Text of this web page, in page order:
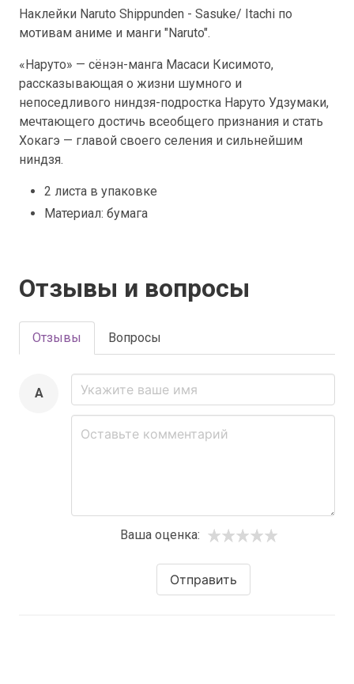
Наклейки Naruto Shippunden - Sasuke/ Itachi по
мотивам аниме и манги "Naruto".
«Наруто» — сёнэн-манга Масаси Кисимото,
рассказывающая о жизни шумного и
непоседливого ниндзя-подростка Наруто Удзумаки,
мечтающего достичь всеобщего признания и стать
Хокагэ — главой своего селения и сильнейшим
ниндзя.
2 листа в упаковке
Материал: бумага
Отзывы и вопросы
Отзывы Вопросы
A
Ваша оценка:
Отправить